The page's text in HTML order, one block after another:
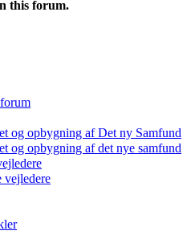
this forum.
og opbygning af Det ny Samfund
og opbygning af det nye samfund